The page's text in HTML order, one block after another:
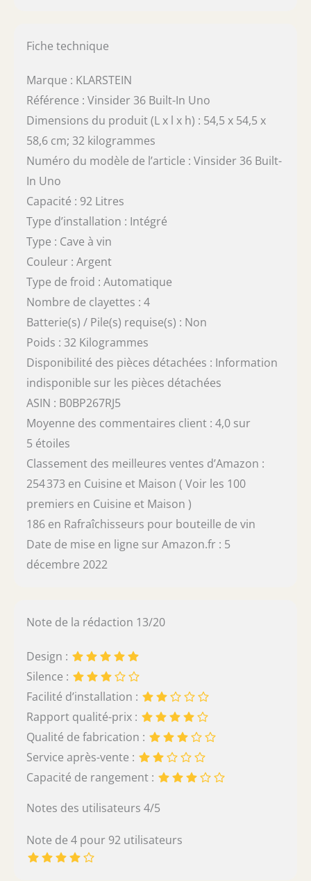
Fiche technique
Marque : KLARSTEIN
Référence : Vinsider 36 Built-In Uno
Dimensions du produit (L x l x h) : 54,5 x 54,5 x
58,6 cm; 32 kilogrammes
Numéro du modèle de l’article : Vinsider 36 Built-
In Uno
Capacité : 92 Litres
Type d’installation : Intégré
Type : Cave à vin
Couleur : Argent
Type de froid : Automatique
Nombre de clayettes : 4
Batterie(s) / Pile(s) requise(s) : Non
Poids : 32 Kilogrammes
Disponibilité des pièces détachées : Information
indisponible sur les pièces détachées
ASIN : B0BP267RJ5
Moyenne des commentaires client : 4,0 sur
5 étoiles
Classement des meilleures ventes d’Amazon :
254 373 en Cuisine et Maison ( Voir les 100
premiers en Cuisine et Maison )
186 en Rafraîchisseurs pour bouteille de vin
Date de mise en ligne sur Amazon.fr : 5
décembre 2022
Note de la rédaction 13/20
Design :
Silence :
Facilité d’installation :
Rapport qualité-prix :
Qualité de fabrication :
Service après-vente :
Capacité de rangement :
Notes des utilisateurs 4/5
Note de 4 pour 92 utilisateurs